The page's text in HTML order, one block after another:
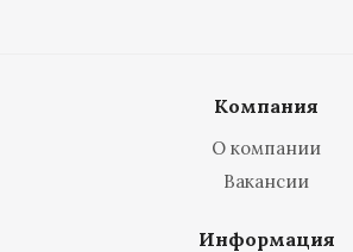
Компания
О компании
Вакансии
Информация